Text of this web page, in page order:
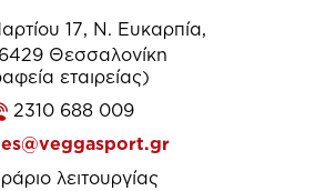
17, Ν. Ευκαρπία,
Θεσσαλονίκη
εταιρείας)
2310 688 009
λειτουργίας